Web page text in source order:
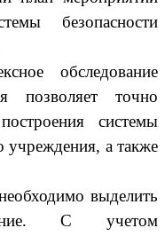
безопасности
обследование
позволяет точно
системы
учреждения, а также
выделить
С учетом